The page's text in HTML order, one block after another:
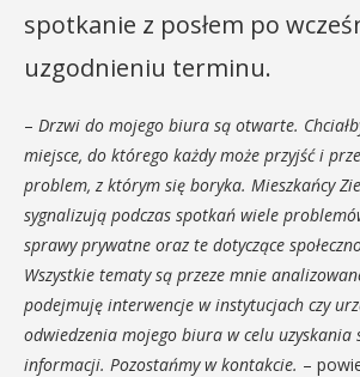
spotkanie z posłem po
uzgodnieniu terminu.
– Drzwi do mojego biura są otwarte.
miejsce, do którego każdy może przyjść i
problem, z którym się boryka. Mieszkańcy
sygnalizują podczas spotkań wiele
sprawy prywatne oraz te dotyczące
Wszystkie tematy są przeze mnie
podejmuję interwencje w instytucjach czy
odwiedzenia mojego biura w celu uzyskania
informacji. Pozostańmy w kontakcie. –